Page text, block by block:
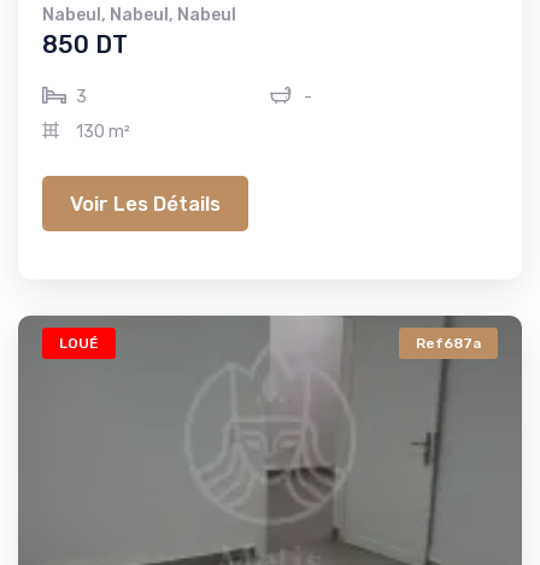
Nabeul , Nabeul , Nabeul
850 DT
3
-
130 m²
Voir Les Détails
LOUÉ Ref687a